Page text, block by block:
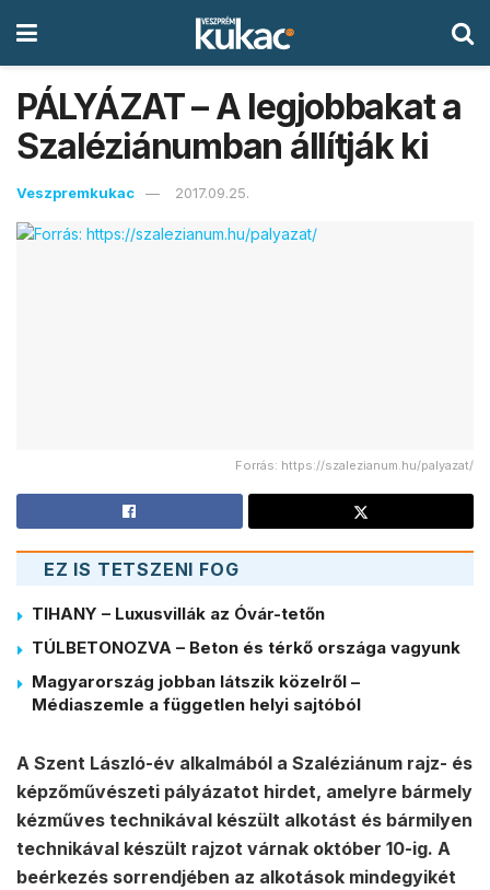
PÁLYÁZAT – A legjobbakat a
Szaléziánumban állítják ki
Veszpremkukac 2017.09.25.
Forrás: https://szalezianum.hu/palyazat/
EZ IS TETSZENI FOG
TIHANY – Luxusvillák az Óvár-tetőn
TÚLBETONOZVA – Beton és térkő országa vagyunk
Magyarország jobban látszik közelről –
Médiaszemle a független helyi sajtóból
A Szent László-év alkalmából a Szaléziánum rajz- és
képzőművészeti pályázatot hirdet, amelyre bármely
kézműves technikával készült alkotást és bármilyen
technikával készült rajzot várnak október 10-ig. A
beérkezés sorrendjében az alkotások mindegyikét